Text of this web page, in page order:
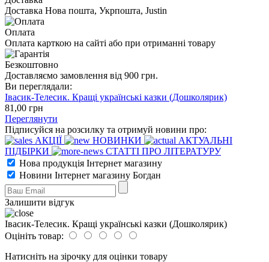
Доставка Нова пошта, Укрпошта, Justin
Оплата
Оплата карткою на сайті або при отриманні товару
Безкоштовно
Доставляємо замовлення від 900 грн.
Ви переглядали:
Івасик-Телесик. Кращі українські казки (Дошколярик)
81 ,00 грн
Переглянути
Підписуйся на розсилку та отримуй новини про:
АКЦІЇ
НОВИНКИ
АКТУАЛЬНІ
ПІДБІРКИ
СТАТТІ ПРО ЛІТЕРАТУРУ
Нова продукція Інтернет магазину
Новини Інтернет магазину Богдан
Залишити відгук
Івасик-Телесик. Кращі українські казки (Дошколярик)
Оцініть товар:
Натисніть на зірочку для оцінки товару